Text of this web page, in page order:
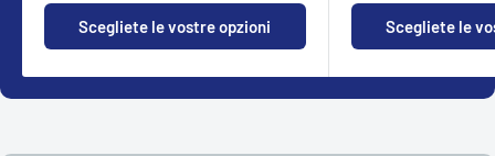
Scegliete le vostre opzioni Scegliete le